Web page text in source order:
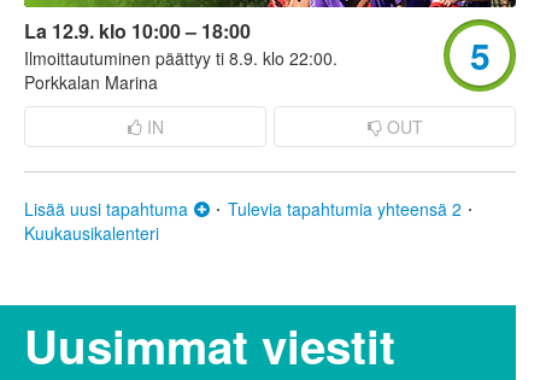
5
La 12.9. klo 10:00 – 18:00
Ilmoittautuminen päättyy ti 8.9. klo 22:00.
Porkkalan Marina
IN
OUT
Lisää uusi tapahtuma
Tulevia tapahtumia yhteensä 2
Kuukausikalenteri
Uusimmat viestit